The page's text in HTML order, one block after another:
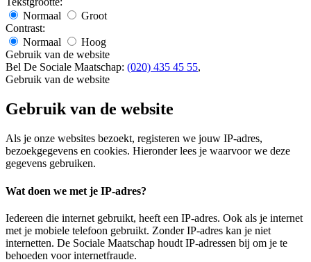
Normaal
Groot
Contrast:
Normaal
Hoog
Gebruik van de website
Bel De Sociale Maatschap: (020) 435 45 55,
Gebruik van de website
Gebruik van de website
Als je onze websites bezoekt, registeren we jouw IP-adres,
bezoekgegevens en cookies. Hieronder lees je waarvoor we deze
gegevens gebruiken.
Wat doen we met je IP-adres?
Iedereen die internet gebruikt, heeft een IP-adres. Ook als je internet
met je mobiele telefoon gebruikt. Zonder IP-adres kan je niet
internetten. De Sociale Maatschap houdt IP-adressen bij om je te
behoeden voor internetfraude.